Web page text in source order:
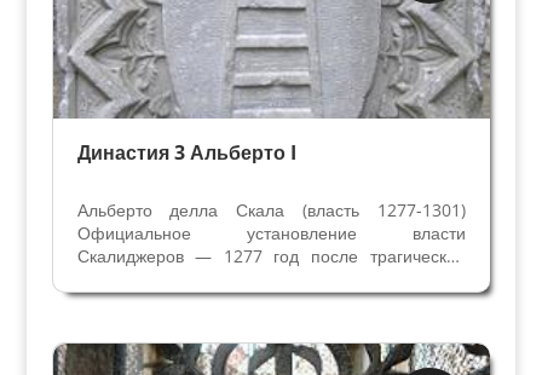
Династия 3 Альберто I
Альберто делла Скала (власть 1277-1301)
Официальное установление власти
Скалиджеров — 1277 год после трагической
Альберто узнал новости об убийстве
в Мантуе. В 1274 году Мастино делла...